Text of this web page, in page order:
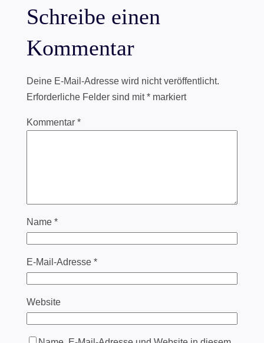
Schreibe einen
Kommentar
Deine E-Mail-Adresse wird nicht veröffentlicht.
Erforderliche Felder sind mit*markiert
Kommentar *
Name *
E-Mail-Adresse *
Website